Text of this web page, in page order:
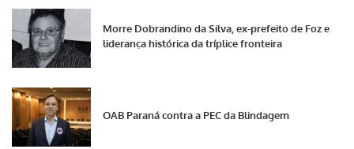
Morre Dobrandino da Silva, ex-prefeito de Foz e
liderança histórica da tríplice fronteira
OAB Paraná contra a PEC da Blindagem